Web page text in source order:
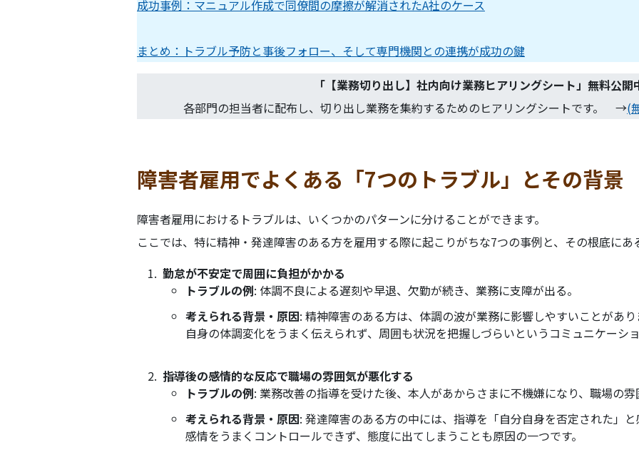
成功事例：マニュアル作成で同僚間の摩擦が解消されたA社のケース
まとめ：トラブル予防と事後フォロー、そして専門機関との連携が成功の鍵
「 【業務切り出し】社内向け業務ヒアリングシート」無料公開
各部門の担当者に配布し、切り出し業務を集約するためのヒアリングシートです。 →(
障害者雇用でよくある「7つのトラブル」とその背景
障害者雇用におけるトラブルは、いくつかのパターンに分けることができます。
ここでは、特に精神・発達障害のある方を雇用する際に起こりがちな7つの事例と、その根底にあ
勤怠が不安定で周囲に負担がかかる
トラブルの例: 体調不良による遅刻や早退、欠勤が続き、業務に支障が出る。
考えられる背景・原因: 精神障害のある方は、体調の波が業務に影響しやすいことがあり
自身の体調変化をうまく伝えられず、周囲も状況を把握しづらいというコミュニケーシ
指導後の感情的な反応で職場の雰囲気が悪化する
トラブルの例: 業務改善の指導を受けた後、本人があからさまに不機嫌になり、職場の
考えられる背景・原因: 発達障害のある方の中には、指導を「自分自身を否定された」
感情をうまくコントロールできず、態度に出てしまうことも原因の一つです。